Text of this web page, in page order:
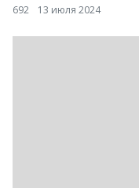
692 13 июля 2024